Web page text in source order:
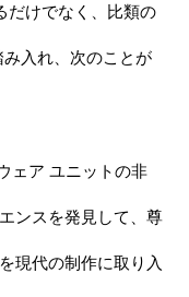
だけでなく、比類の
入れ、次のことが
ェア ユニットの非
ンスを発見して、尊
現代の制作に取り入